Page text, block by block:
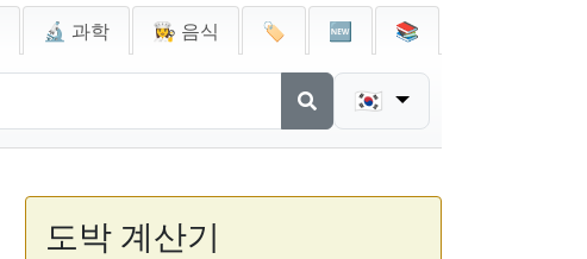
🔬 과학 👩‍🍳 음식 🏷️ 🆕 📚
🇰🇷
도박 계산기